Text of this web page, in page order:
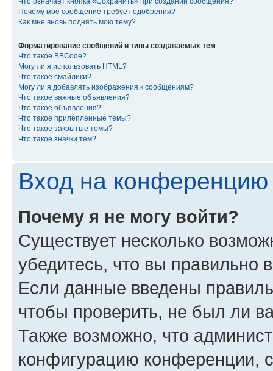
Почему моё сообщение требует одобрения?
Как мне вновь поднять мою тему?
Форматирование сообщений и типы создаваемых тем
Что такое BBCode?
Могу ли я использовать HTML?
Что такое смайлики?
Могу ли я добавлять изображения к сообщениям?
Что такое важные объявления?
Что такое объявления?
Что такое прилепленные темы?
Что такое закрытые темы?
Что такое значки тем?
Вход на конференцию
Почему я не могу войти?
Существует несколько
убедитесь, что вы правильно
Если данные введены
чтобы проверить, не был ли
Также возможно, что
конфигурацию конференции,